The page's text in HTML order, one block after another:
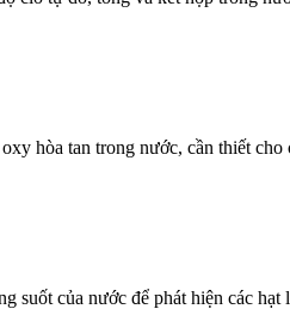
hòa tan trong nước, cần thiết cho
suốt của nước để phát hiện các hạt